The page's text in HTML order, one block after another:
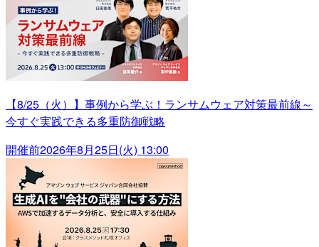
【8/25（火）】事例から学ぶ！ランサムウェア対策最前線～
今すぐ実践できる多重防御戦略
開催前2026年8月25日(火) 13:00